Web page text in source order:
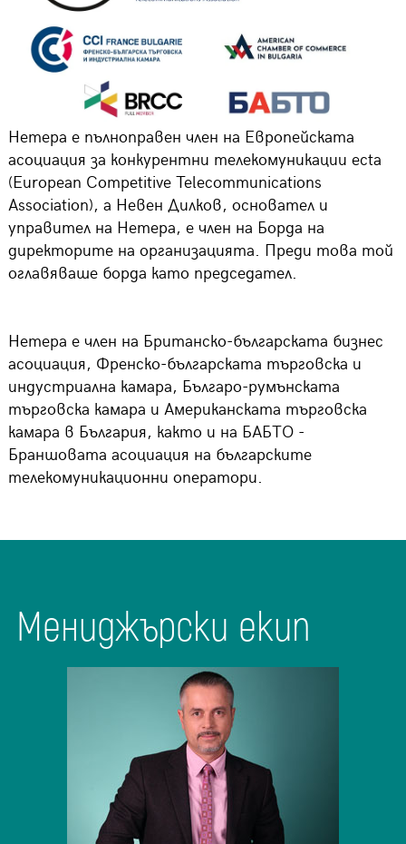
Нетера е пълноправен член на Европейската
асоциация за конкурентни телекомуникации ecta
(Еuropean Competitive Telecommunications
Association), а Невен Дилков, основател и
управител на Нетера, е член на Борда на
директорите на организацията. Преди това той
оглавяваше борда като председател.
Нетера е член на Британско-българската бизнес
асоциация, Френско-българската търговска и
индустриална камара, Българо-румънската
търговска камара и Американската търговска
камара в България, както и на БАБТО -
Браншовата асоциация на българските
телекомуникационни оператори.
Мениджърски екип